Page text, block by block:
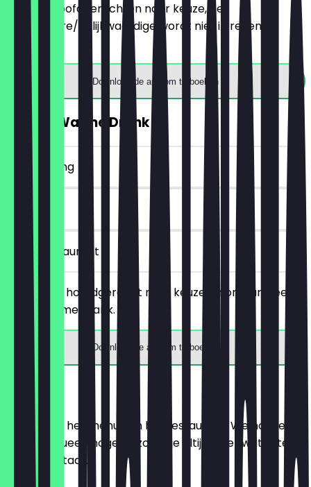
Bestel 2 hoofdgerechten naar keuze, het
goedkopere/gelijkwaardige wordt niet in rekening
gebracht.
Download de app om te boeken
GRATIS Warme Drank
~€ 4 korting
60 dagen
in het restaurant
Bestel een hoofdgerecht naar keuze en ontvang een
gratis warme drank.
Download de app om te boeken
Menu
Hier vind je het menu van het restaurant. We houden
het zo actueel mogelijk, zodat je altijd weet wat je te
wachten staat.